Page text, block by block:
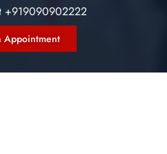
+919090902222
Appointment